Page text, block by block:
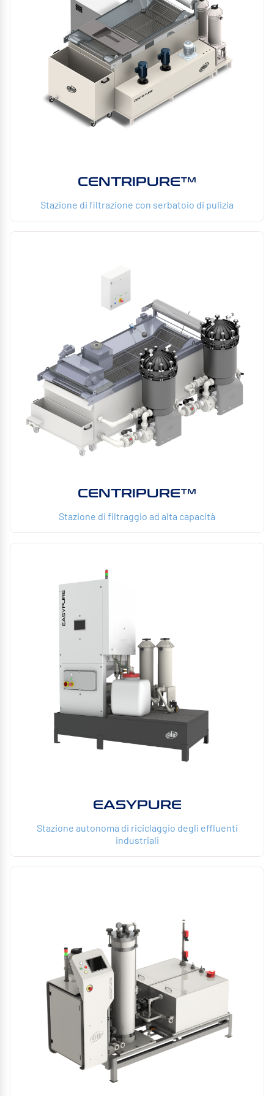
CENTRIPURE™
Stazione di filtrazione con serbatoio di pulizia
CENTRIPURE™
Stazione di filtraggio ad alta capacità
EASYPURE
Stazione autonoma di riciclaggio degli effluenti
industriali